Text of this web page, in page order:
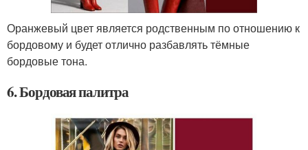
Оранжевый цвет является родственным по отношению к
бордовому и будет отлично разбавлять тёмные
бордовые тона.
6. Бордовая палитра